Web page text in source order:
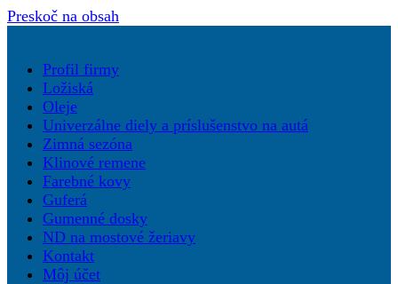
Preskoč na obsah
Profil firmy
Ložiská
Oleje
Univerzálne diely a príslušenstvo na autá
Zimná sezóna
Klinové remene
Farebné kovy
Guferá
Gumenné dosky
ND na mostové žeriavy
Kontakt
Môj účet